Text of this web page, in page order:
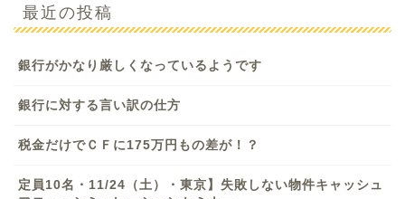
最近の投稿
銀行がかなり厳しくなっているようです
銀行に対する言い訳の仕方
税金だけでＣＦに175万円もの差が！？
定員10名・11/24（土）・東京】失敗しない物件キャッシュ